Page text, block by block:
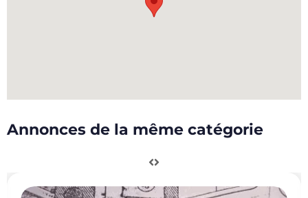
Annonces de la même catégorie